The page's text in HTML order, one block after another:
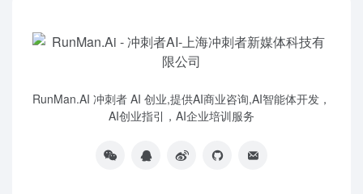
RunMan.AI 冲刺者 AI 创业,提供AI商业咨询,AI智能体开发，
AI创业指引，AI企业培训服务